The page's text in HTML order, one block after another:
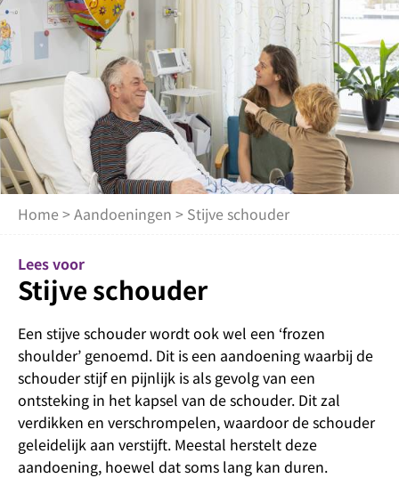
Home >Aandoeningen > Stijve schouder
Lees voor
Stijve schouder
Een stijve schouder wordt ook wel een ‘frozen
shoulder’ genoemd. Dit is een aandoening waarbij de
schouder stijf en pijnlijk is als gevolg van een
ontsteking in het kapsel van de schouder. Dit zal
verdikken en verschrompelen, waardoor de schouder
geleidelijk aan verstijft. Meestal herstelt deze
aandoening, hoewel dat soms lang kan duren.